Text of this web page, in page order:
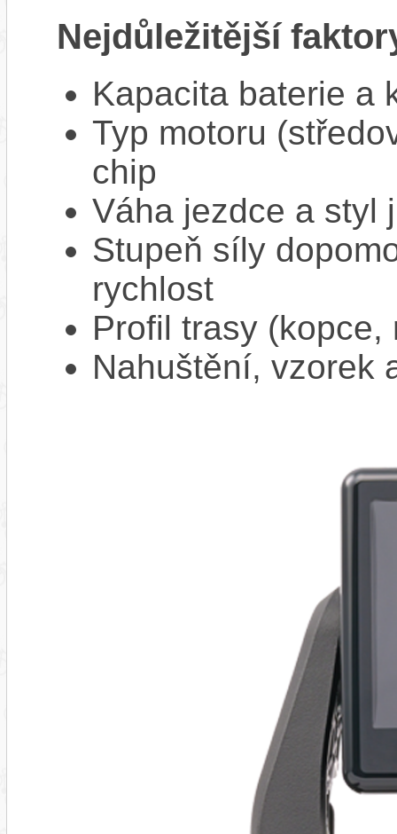
Nejdůležitější
Kapacita baterie a
Typ motoru
chip
Váha jezdce a styl
Stupeň síly
rychlost
Profil trasy
Nahuštění, vzorek